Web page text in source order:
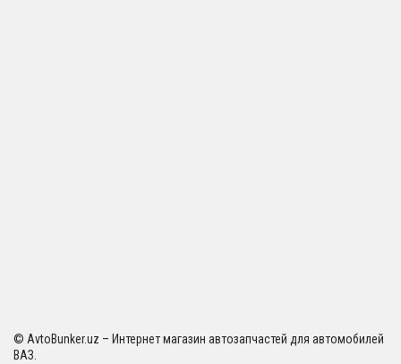
© AvtoBunker.uz – Интернет магазин автозапчастей для автомобилей
ВАЗ.